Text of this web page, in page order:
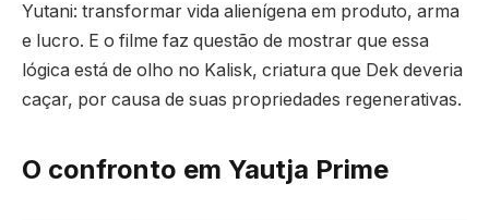
Yutani: transformar vida alienígena em produto, arma
e lucro. E o filme faz questão de mostrar que essa
lógica está de olho no Kalisk, criatura que Dek deveria
caçar, por causa de suas propriedades regenerativas.
O confronto em Yautja Prime